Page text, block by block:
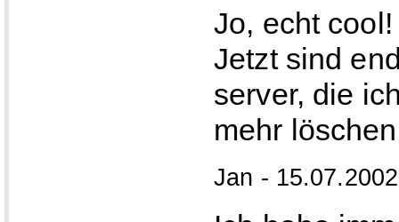
Jo, echt cool!
Jetzt sind
server, die
mehr
Jan -